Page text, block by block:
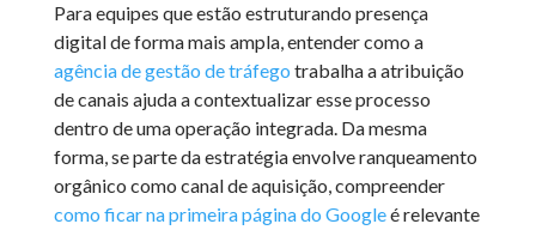
Para equipes que estão estruturando presença
digital de forma mais ampla, entender como a
agência de gestão de tráfego trabalha a atribuição
de canais ajuda a contextualizar esse processo
dentro de uma operação integrada. Da mesma
forma, se parte da estratégia envolve ranqueamento
orgânico como canal de aquisição, compreender
como ficar na primeira página do Googleé relevante